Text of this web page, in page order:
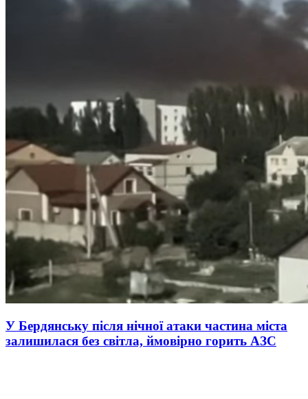
У Бердянську після нічної атаки частина міста
залишилася без світла, ймовірно горить АЗС